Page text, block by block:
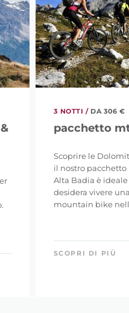
3 NOTTI / DA 306 €
pacchetto
Scoprire le
il nostro pacchetto
Alta Badia è
desidera vivere
mountain bike
SCOPRI DI PIÙ